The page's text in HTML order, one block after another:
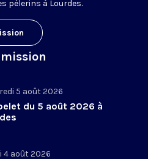
pèlerins à Lourdes.
5 août 2026
du 5 août 2026 à
4 août 2026